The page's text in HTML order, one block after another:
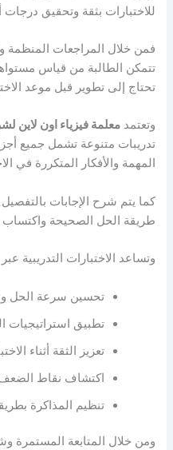
للاختبارات بثقة وتحقيق درجات
فمن خلال المراجعات المنظمة
تتمكن الطالبة من قياس
تحتاج إلى تطوير قبل موعد
وتعتمدمعلمة فيزياء اون لاين
تدريبات متنوعة تشمل جميع
المهمة والأفكار المتكررة في
كما يتم شرح الإجابات
طريقة الحل الصحيحة واكتساب
وتساعد الاختبارات التدريبية
تحسين سرعة الحل
تطبيق
تعزيز الثقة أثناء
اكتشاف نقاط الضعف
تنظيم المذاكرة
ومن خلال المتابعة المستمرة